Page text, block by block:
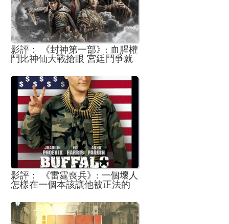
影評： 《封神第一部》: 血腥權
鬥比神仙大戰搶眼 宮廷鬥爭就
影評： 《雷霆喪兵》: 一個壞人
怎樣在一個本該讓他被正法的